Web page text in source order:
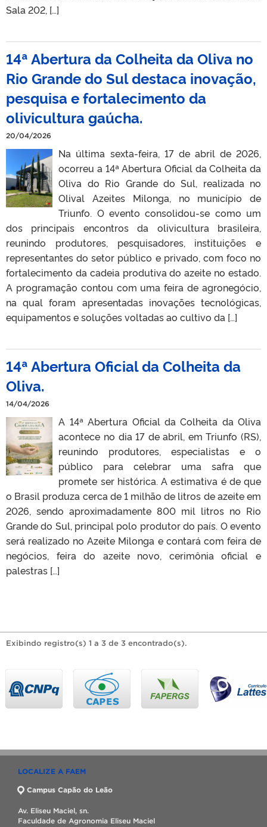
Sala 202, […]
14ª Abertura da Colheita da Oliva no
Rio Grande do Sul destaca inovação,
pesquisa e fortalecimento da
olivicultura gaúcha.
20/04/2026
Na última sexta-feira, 17 de abril de 2026,
ocorreu a 14ª Abertura Oficial da Colheita da
Oliva do Rio Grande do Sul, realizada no
Olival Azeites Milonga, no município de
Triunfo. O evento consolidou-se como um
dos principais encontros da olivicultura brasileira,
reunindo produtores, pesquisadores, instituições e
representantes do setor público e privado, com foco no
fortalecimento da cadeia produtiva do azeite no estado.
A programação contou com uma feira de agronegócio,
na qual foram apresentadas inovações tecnológicas,
equipamentos e soluções voltadas ao cultivo da […]
14ª Abertura Oficial da Colheita da
Oliva.
14/04/2026
A 14ª Abertura Oficial da Colheita da Oliva
acontece no dia 17 de abril, em Triunfo (RS),
reunindo produtores, especialistas e o
público para celebrar uma safra que
promete ser histórica. A estimativa é de que
o Brasil produza cerca de 1 milhão de litros de azeite em
2026, sendo aproximadamente 800 mil litros no Rio
Grande do Sul, principal polo produtor do país. O evento
será realizado no Azeite Milonga e contará com feira de
negócios, feira do azeite novo, cerimônia oficial e
palestras […]
Exibindo registro(s) 1 a 3 de 3 encontrado(s).
LOCALIZE A FAEM
Campus Capão do Leão
Av. Eliseu Maciel, sn.
Faculdade de Agronomia Eliseu Maciel